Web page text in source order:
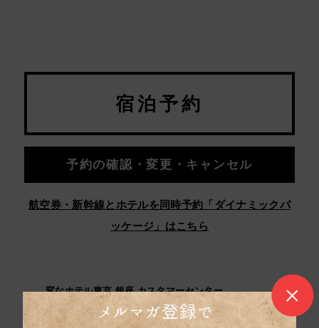
宿泊予約
予約の確認・変更・キャンセル
航空券・新幹線とホテルを同時予約「ダイナミックパ
ッケージ」はこちら
変なホテル東京 銀座 カスタマーセンター
050-5894-3771